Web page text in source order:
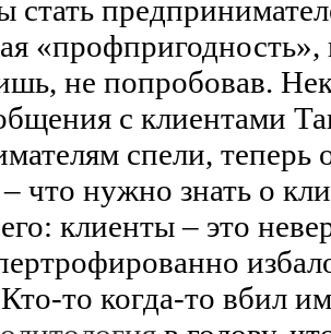
стать
«профпригодность»,
не попробовав.
с клиентами
спели, теперь
что нужно знать о
клиенты – это
то когда-то вбил